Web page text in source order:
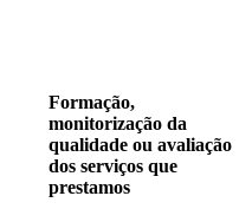
Formação,
monitorização da
qualidade ou avaliação
dos serviços que
prestamos